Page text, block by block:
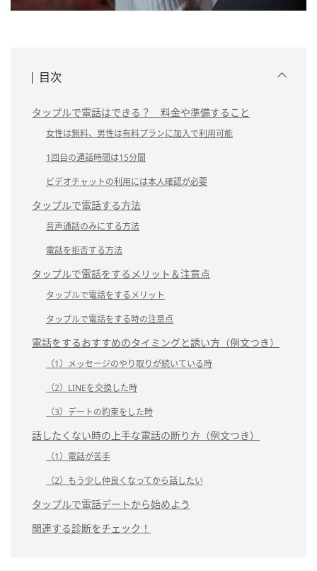
目次
タップルで電話はできる？ 料金や準備すること
女性は無料、男性は有料プランに加入で利用可能
1回目の通話時間は15分間
ビデオチャットの利用には本人確認が必要
タップルで電話する方法
音声通話のみにする方法
電話を拒否する方法
タップルで電話をするメリット＆注意点
タップルで電話をするメリット
タップルで電話をする時の注意点
電話をするおすすめのタイミングと誘い方（例文つき）
（1）メッセージのやり取りが続いている時
（2）LINEを交換した時
（3）デートの約束をした時
話したくない時の上手な電話の断り方（例文つき）
（1）電話が苦手
（2）もう少し仲良くなってから話したい
タップルで電話デートから始めよう
関連する診断をチェック！